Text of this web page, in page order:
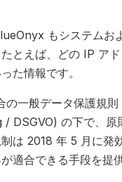
もシステムお
とえば、どの IP ア
た情報です。
一般データ保護規
の下で、原
は 2018 年 5 月に
適合できる手段を提